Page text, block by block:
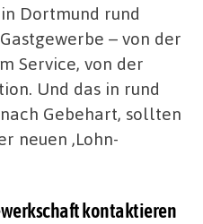
Dortmund rund
– von der
Service, von der
Und das in rund
Gebehart, sollten
neuen ‚Lohn-
kontaktieren